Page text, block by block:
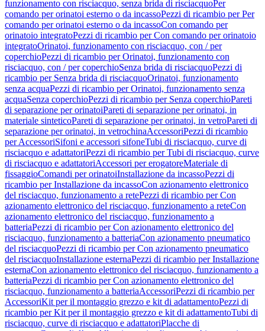
funzionamento con risciacquo, senza brida di risciacquoPer
comando per orinatoi esterno o da incassoPezzi di ricambio per Per
comando per orinatoi esterno o da incassoCon comando per
orinatoio integratoPezzi di ricambio per Con comando per orinatoio
integratoOrinatoi, funzionamento con risciacquo, con / per
coperchioPezzi di ricambio per Orinatoi, funzionamento con
risciacquo, con / per coperchioSenza brida di risciacquoPezzi di
ricambio per Senza brida di risciacquoOrinatoi, funzionamento
senza acquaPezzi di ricambio per Orinatoi, funzionamento senza
acquaSenza coperchioPezzi di ricambio per Senza coperchioPareti
di separazione per orinatoiPareti di separazione per orinatoi, in
materiale sinteticoPareti di separazione per orinatoi, in vetroPareti di
separazione per orinatoi, in vetrochinaAccessoriPezzi di ricambio
per AccessoriSifoni e accessori sifoneTubi di risciacquo, curve di
risciacquo e adattatoriPezzi di ricambio per Tubi di risciacquo, curve
di risciacquo e adattatoriAccessori per erogatoreMateriale di
fissaggioComandi per orinatoiInstallazione da incassoPezzi di
ricambio per Installazione da incassoCon azionamento elettronico
del risciacquo, funzionamento a retePezzi di ricambio per Con
azionamento elettronico del risciacquo, funzionamento a reteCon
azionamento elettronico del risciacquo, funzionamento a
batteriaPezzi di ricambio per Con azionamento elettronico del
risciacquo, funzionamento a batteriaCon azionamento pneumatico
del risciacquoPezzi di ricambio per Con azionamento pneumatico
del risciacquoInstallazione esternaPezzi di ricambio per Installazione
esternaCon azionamento elettronico del risciacquo, funzionamento a
batteriaPezzi di ricambio per Con azionamento elettronico del
risciacquo, funzionamento a batteriaAccessoriPezzi di ricambio per
AccessoriKit per il montaggio grezzo e kit di adattamentoPezzi di
ricambio per Kit per il montaggio grezzo e kit di adattamentoTubi di
risciacquo, curve di risciacquo e adattatoriPlacche di